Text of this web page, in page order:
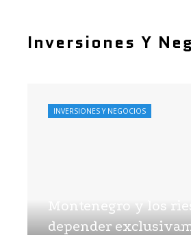
Inversiones Y
Montenegro y los
depender
INVERSIONES Y NEGOCIOS